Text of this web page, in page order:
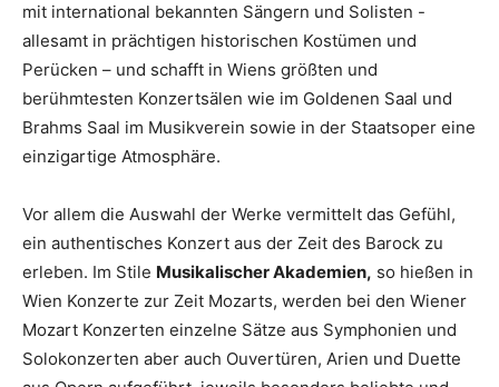
mit international bekannten Sängern und Solisten -
allesamt in prächtigen historischen Kostümen und
Perücken – und schafft in Wiens größten und
berühmtesten Konzertsälen wie im Goldenen Saal und
Brahms Saal im Musikverein sowie in der Staatsoper eine
einzigartige Atmosphäre.
Vor allem die Auswahl der Werke vermittelt das Gefühl,
ein authentisches Konzert aus der Zeit des Barock zu
erleben. Im Stile Musikalischer Akademien, so hießen in
Wien Konzerte zur Zeit Mozarts, werden bei den Wiener
Mozart Konzerten einzelne Sätze aus Symphonien und
Solokonzerten aber auch Ouvertüren, Arien und Duette